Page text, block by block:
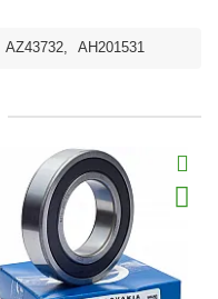
AZ43732, AH201531